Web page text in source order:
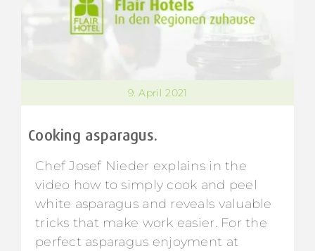
9. April 2021
Cooking asparagus.
Chef Josef Nieder explains in the
video how to simply cook and peel
white asparagus and reveals valuable
tricks that make work easier. For the
perfect asparagus enjoyment at